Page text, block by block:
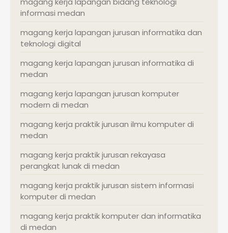
informasi medan
magang kerja lapangan jurusan informatika dan
teknologi digital
magang kerja lapangan jurusan informatika di
medan
magang kerja lapangan jurusan komputer
modern di medan
magang kerja praktik jurusan ilmu komputer di
medan
magang kerja praktik jurusan rekayasa
perangkat lunak di medan
magang kerja praktik jurusan sistem informasi
komputer di medan
magang kerja praktik komputer dan informatika
di medan